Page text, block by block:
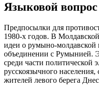
Языковой
Предпосылки для
1980-х годов. В
идеи о румыно-
объединении с Румынией.
среди части политической
русскоязычного населения,
жителей левого берега